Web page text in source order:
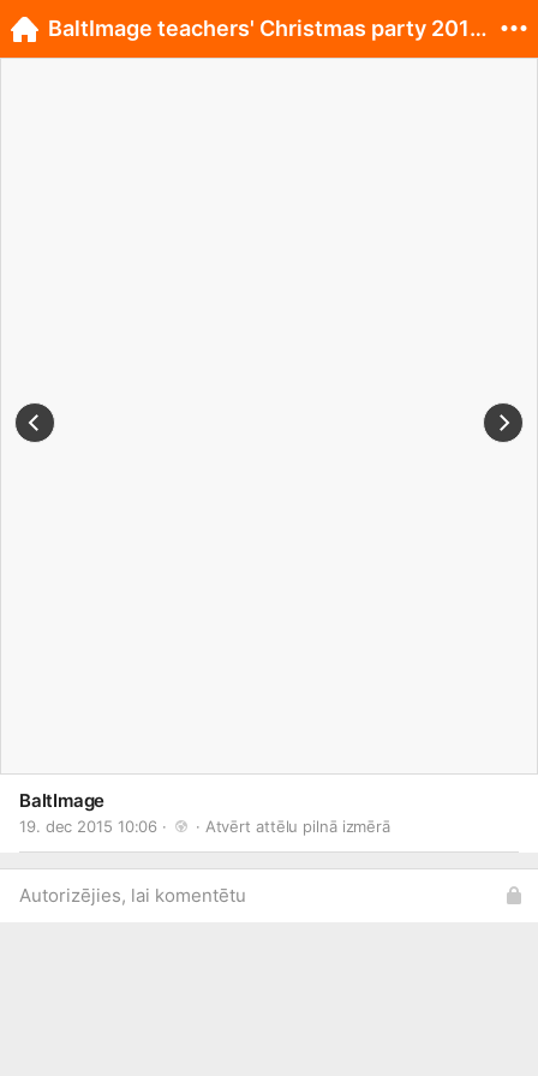
BaltImage
19. dec 2015 10:06 · · Atvērt attēlu pilnā izmērā
Autorizējies, lai komentētu
BaltImage teachers' Christmas party 2015.!